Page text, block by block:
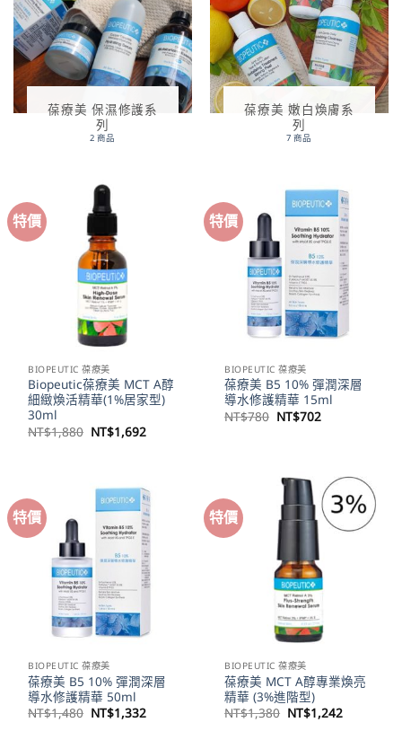
葆療美 保濕修護系
列
2 商品
葆療美 嫩白煥膚系
列
7 商品
特價
BIOPEUTIC 葆療美
Biopeutic葆療美 MCT A醇
細緻煥活精華(1%居家型)
30ml
NT$1,880 原
始
NT$1,692目
前
特價
BIOPEUTIC 葆療美
葆療美 B5 10% 彈潤深層
導水修護精華 15ml
NT$780 原
始
NT$702目
前
特價
BIOPEUTIC 葆療美
葆療美 B5 10% 彈潤深層
導水修護精華 50ml
NT$1,480 原
NT$1,332目
特價
BIOPEUTIC 葆療美
葆療美 MCT A醇專業煥亮
精華 (3%進階型)
NT$1,380 原
NT$1,242目